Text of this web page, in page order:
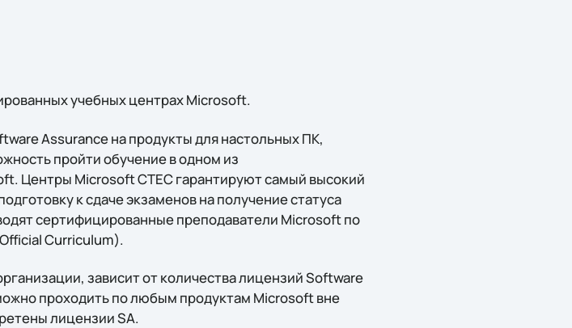
учебных центрах Microsoft.
Assurance на продукты для настольных ПК,
пройти обучение в одном из
Центры Microsoft CTEC гарантируют самый высокий
к сдаче экзаменов на получение статуса
сертифицированные преподаватели Microsoft по
Curriculum).
зависит от количества лицензий Software
проходить по любым продуктам Microsoft вне
лицензии SA.